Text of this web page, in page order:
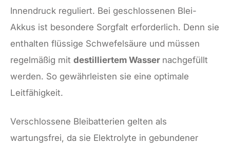
Innendruck reguliert. Bei geschlossenen Blei-
Akkus ist besondere Sorgfalt erforderlich. Denn sie
enthalten flüssige Schwefelsäure und müssen
regelmäßig mit destilliertem Wasser nachgefüllt
werden. So gewährleisten sie eine optimale
Leitfähigkeit.
Verschlossene Bleibatterien gelten als
wartungsfrei, da sie Elektrolyte in gebundener